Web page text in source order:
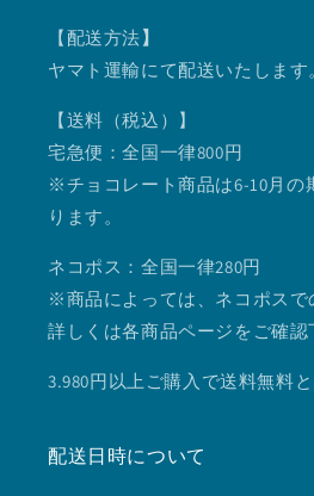
【配送方法】
ヤマト運輸にて配送いたします
【送料（税込）】
宅急便：全国一律800円
※チョコレート商品は6-10月の
ります。
ネコポス：全国一律280円
※商品によっては、ネコポスで
詳しくは各商品ページをご確認
3.980円以上ご購入で送料無料と
配送日時について